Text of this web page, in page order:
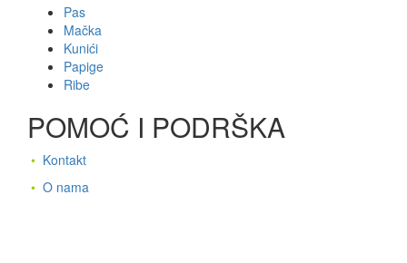
Pas
Mačka
Kunići
Papige
Ribe
POMOĆ I PODRŠKA
• Kontakt
• O nama